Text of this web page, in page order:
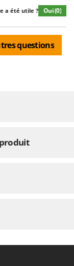
a été utile ? Oui(0)
questions